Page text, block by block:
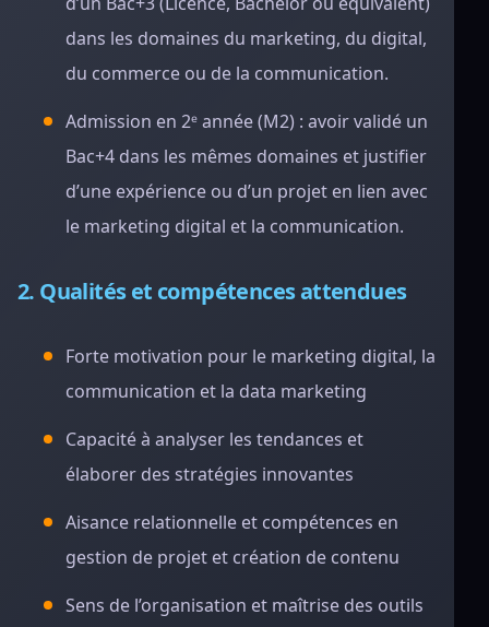
dans les domaines du marketing, du digital,
du commerce ou de la communication.
Admission en 2ᵉ année (M2) : avoir validé un
Bac+4 dans les mêmes domaines et justifier
d’une expérience ou d’un projet en lien avec
le marketing digital et la communication.
2. Qualités et compétences attendues
Forte motivation pour le marketing digital, la
communication et la data marketing
Capacité à analyser les tendances et
élaborer des stratégies innovantes
Aisance relationnelle et compétences en
gestion de projet et création de contenu
Sens de l’organisation et maîtrise des outils